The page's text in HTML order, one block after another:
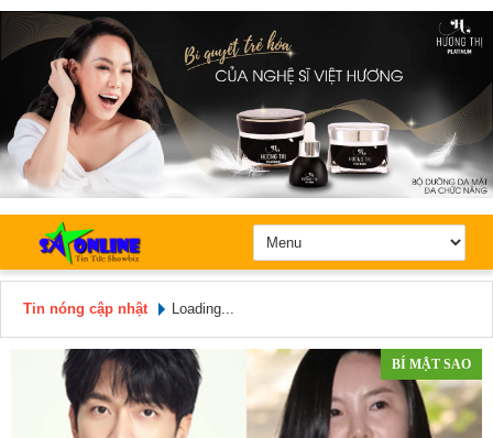
Tin nóng cập nhật Loading...
Hôm nay: Thứ 5, Ngày 6 / 8 /2026
BÍ MẬT SAO